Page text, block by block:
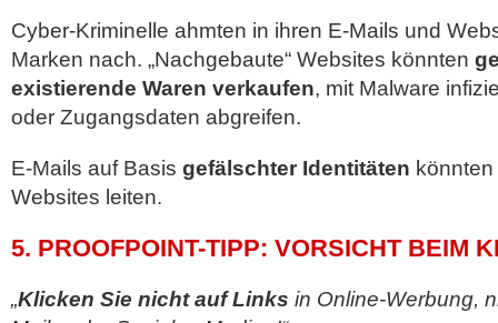
Cyber-Kriminelle ahmten in ihren E-Mails und
Marken nach. „Nachgebaute“ Websites könnten
existierende Waren verkaufen, mit Malware
oder Zugangsdaten abgreifen.
E-Mails auf Basis gefälschter Identitäten
Websites leiten.
5. PROOFPOINT-TIPP: VORSICHT BEIM
„Klicken Sie nicht auf Links in Online-Werbung,